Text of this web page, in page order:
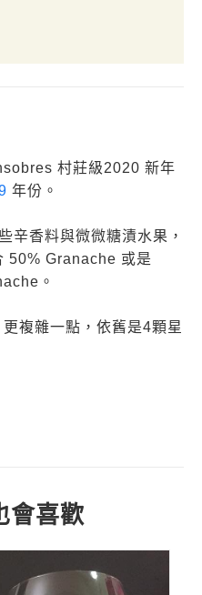
村莊級2020 新年
年份。
辛香料與微微糖漬水果，
50% Granache 或是
。
複雜一點，依舊是4顆星
會喜歡